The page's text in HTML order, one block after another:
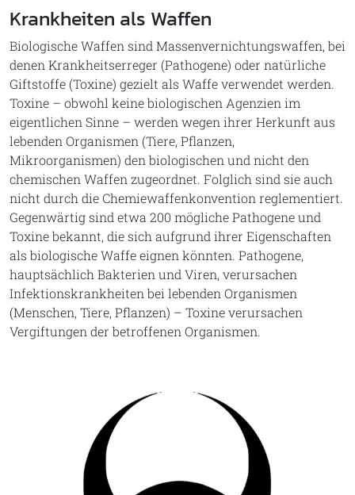
Krankheiten als Waffen
Biologische Waffen sind Massenvernichtungswaffen, bei
denen Krankheitserreger (Pathogene) oder natürliche
Giftstoffe (Toxine) gezielt als Waffe verwendet werden.
Toxine – obwohl keine biologischen Agenzien im
eigentlichen Sinne – werden wegen ihrer Herkunft aus
lebenden Organismen (Tiere, Pflanzen,
Mikroorganismen) den biologischen und nicht den
chemischen Waffen zugeordnet. Folglich sind sie auch
nicht durch die Chemiewaffenkonvention reglementiert.
Gegenwärtig sind etwa 200 mögliche Pathogene und
Toxine bekannt, die sich aufgrund ihrer Eigenschaften
als biologische Waffe eignen könnten. Pathogene,
hauptsächlich Bakterien und Viren, verursachen
Infektionskrankheiten bei lebenden Organismen
(Menschen, Tiere, Pflanzen) – Toxine verursachen
Vergiftungen der betroffenen Organismen.